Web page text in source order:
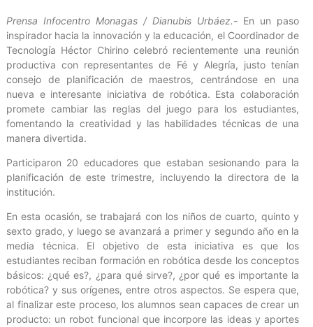
Prensa Infocentro Monagas / Dianubis Urbáez.- En un paso
inspirador hacia la innovación y la educación, el Coordinador de
Tecnología Héctor Chirino celebró recientemente una reunión
productiva con representantes de Fé y Alegría, justo tenían
consejo de planificación de maestros, centrándose en una
nueva e interesante iniciativa de robótica. Esta colaboración
promete cambiar las reglas del juego para los estudiantes,
fomentando la creatividad y las habilidades técnicas de una
manera divertida.
Participaron 20 educadores que estaban sesionando para la
planificación de este trimestre, incluyendo la directora de la
institución.
En esta ocasión, se trabajará con los niños de cuarto, quinto y
sexto grado, y luego se avanzará a primer y segundo año en la
media técnica. El objetivo de esta iniciativa es que los
estudiantes reciban formación en robótica desde los conceptos
básicos: ¿qué es?, ¿para qué sirve?, ¿por qué es importante la
robótica? y sus orígenes, entre otros aspectos. Se espera que,
al finalizar este proceso, los alumnos sean capaces de crear un
producto: un robot funcional que incorpore las ideas y aportes